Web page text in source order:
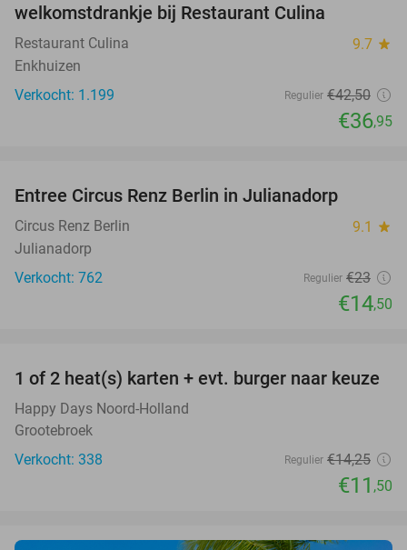
welkomstdrankje bij Restaurant Culina
Restaurant Culina 9.7 star
Enkhuizen
Verkocht: 1.199
Regulier €42,50
€36,95
Entree Circus Renz Berlin in Julianadorp
Circus Renz Berlin 9.1 star
Julianadorp
Verkocht: 762
Regulier €23
€14,50
19%
1 of 2 heat(s) karten + evt. burger naar keuze
Happy Days Noord-Holland
Grootebroek
Verkocht: 338
Regulier €14,25
€11 ,50